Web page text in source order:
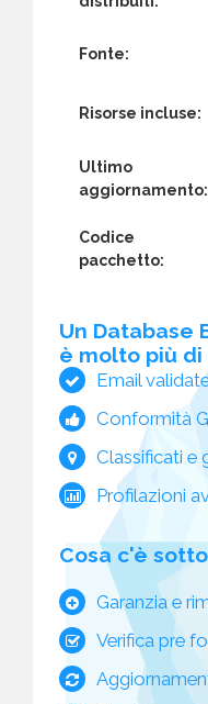
Fonte:
Risorse incluse:
Ultimo
aggiornamento:
Codice
pacchetto:
Un Database
è molto più
Email
Conformità
Classificati e
Profilazioni
Cosa c'è
Garanzia e
Verifica pre